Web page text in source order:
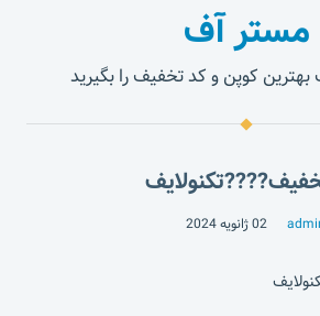
مستر آف
بهترین کوپن و کد تخفیف را بگیرید
02 ژانویه 2024